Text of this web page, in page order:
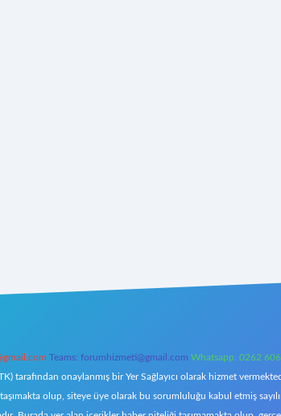
Teams: forumhizmeti@gmail.com Whatsapp: 0262
tarafından onaylanmış bir Yer Sağlayıcı olarak hizmet
olup, siteye üye olarak bu sorumluluğu kabul etmiş